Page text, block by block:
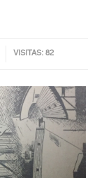
VISITAS: 82